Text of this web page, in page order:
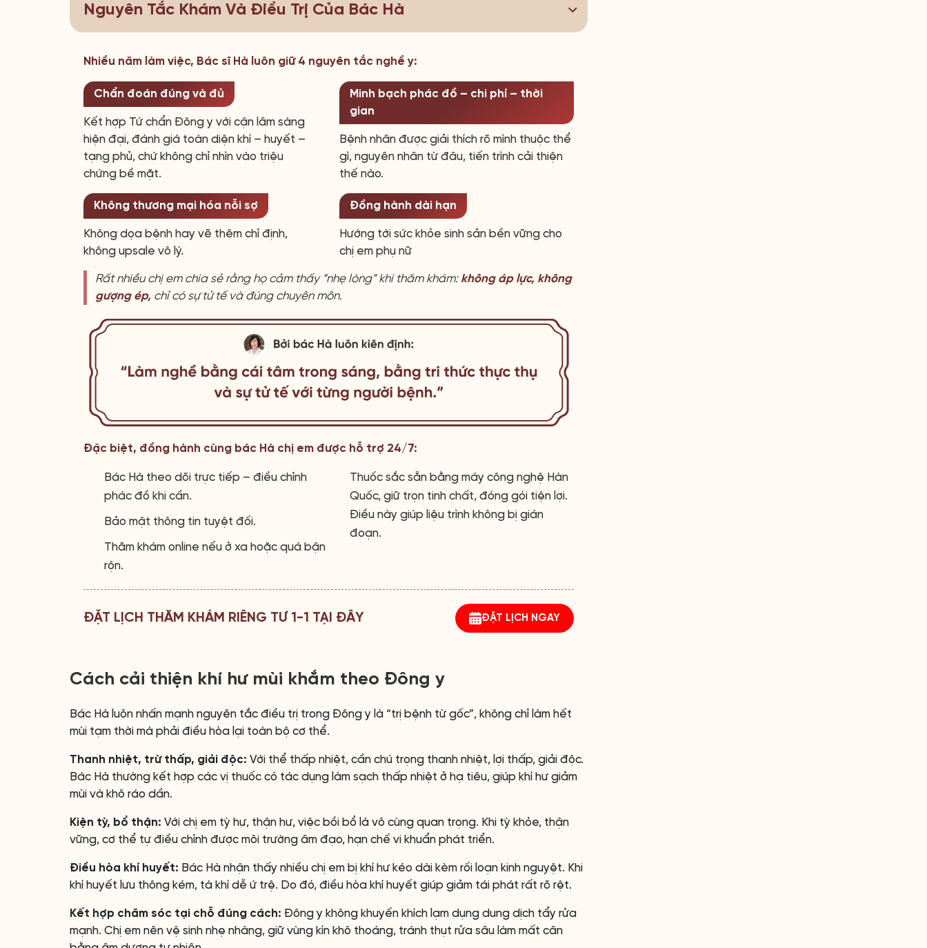
Nguyên Tắc Khám Và Điều Trị Của Bác Hà
Nhiều năm làm việc, Bác sĩ Hà luôn giữ 4 nguyên tắc nghề y:
Chẩn đoán đúng và đủ
Kết hợp Tứ chẩn Đông y với cận lâm sàng
hiện đại, đánh giá toàn diện khí – huyết –
tạng phủ, chứ không chỉ nhìn vào triệu
chứng bề mặt.
Minh bạch phác đồ – chi phí – thời
gian
Bệnh nhân được giải thích rõ mình thuộc thể
gì, nguyên nhân từ đâu, tiến trình cải thiện
thế nào.
Không thương mại hóa nỗi sợ
Không dọa bệnh hay vẽ thêm chỉ định,
không upsale vô lý.
Đồng hành dài hạn
Hướng tới sức khỏe sinh sản bền vững cho
chị em phụ nữ
Rất nhiều chị em chia sẻ rằng họ cảm thấy “nhẹ lòng” khi thăm khám: không áp lực, không
gượng ép, chỉ có sự tử tế và đúng chuyên môn.
Đặc biệt, đồng hành cùng bác Hà chị em được hỗ trợ 24/7:
Bác Hà theo dõi trực tiếp – điều chỉnh
phác đồ khi cần.
Bảo mật thông tin tuyệt đối.
Thăm khám online nếu ở xa hoặc quá bận
rộn.
Thuốc sắc sẵn bằng máy công nghệ Hàn
Quốc, giữ trọn tinh chất, đóng gói tiện lợi.
Điều này giúp liệu trình không bị gián
đoạn.
ĐẶT LỊCH THĂM KHÁM RIÊNG TƯ 1-1 TẠI ĐÂY ĐẶT LỊCH NGAY
Cách cải thiện khí hư mùi khắm theo Đông y
Bác Hà luôn nhấn mạnh nguyên tắc điều trị trong Đông y là “trị bệnh từ gốc”, không chỉ làm hết
mùi tạm thời mà phải điều hòa lại toàn bộ cơ thể.
Thanh nhiệt, trừ thấp, giải độc: Với thể thấp nhiệt, cần chú trọng thanh nhiệt, lợi thấp, giải độc.
Bác Hà thường kết hợp các vị thuốc có tác dụng làm sạch thấp nhiệt ở hạ tiêu, giúp khí hư giảm
mùi và khô ráo dần.
Kiện tỳ, bổ thận: Với chị em tỳ hư, thận hư, việc bồi bổ là vô cùng quan trọng. Khi tỳ khỏe, thận
vững, cơ thể tự điều chỉnh được môi trường âm đạo, hạn chế vi khuẩn phát triển.
Điều hòa khí huyết: Bác Hà nhận thấy nhiều chị em bị khí hư kéo dài kèm rối loạn kinh nguyệt. Khi
khí huyết lưu thông kém, tà khí dễ ứ trệ. Do đó, điều hòa khí huyết giúp giảm tái phát rất rõ rệt.
Kết hợp chăm sóc tại chỗ đúng cách: Đông y không khuyến khích lạm dụng dung dịch tẩy rửa
mạnh. Chị em nên vệ sinh nhẹ nhàng, giữ vùng kín khô thoáng, tránh thụt rửa sâu làm mất cân